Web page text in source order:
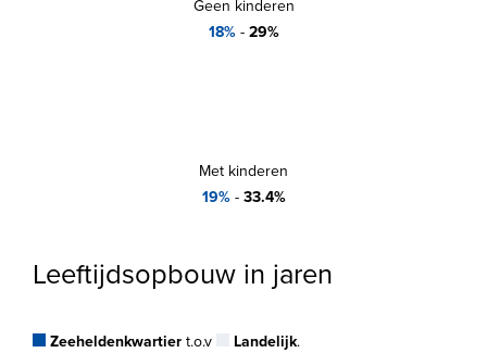
Geen kinderen
18%- 29%
Met kinderen
19%- 33.4%
Leeftijdsopbouw in jaren
Zeeheldenkwartier t.o.v Landelijk.